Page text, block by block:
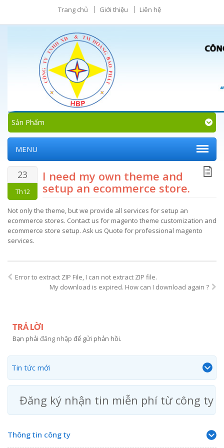
Trang chủ Giới thiệu Liên hệ
Sản Phẩm
MENU
23
Th12
I need my own theme and
setup an ecommerce store.
Not only the theme, but we provide all services for setup an
ecommerce stores. Contact us for magento theme customization and
ecommerce store setup. Ask us Quote for professional magento
services.
Error to extract ZIP File, I can not extract ZIP file.
My download is expired. How can I download again ?
TRẢ LỜI
Bạn phải đăng nhập để gửi phản hồi.
Tin tức mới
Đăng ký nhận tin miễn phí từ công ty
Thông tin công ty